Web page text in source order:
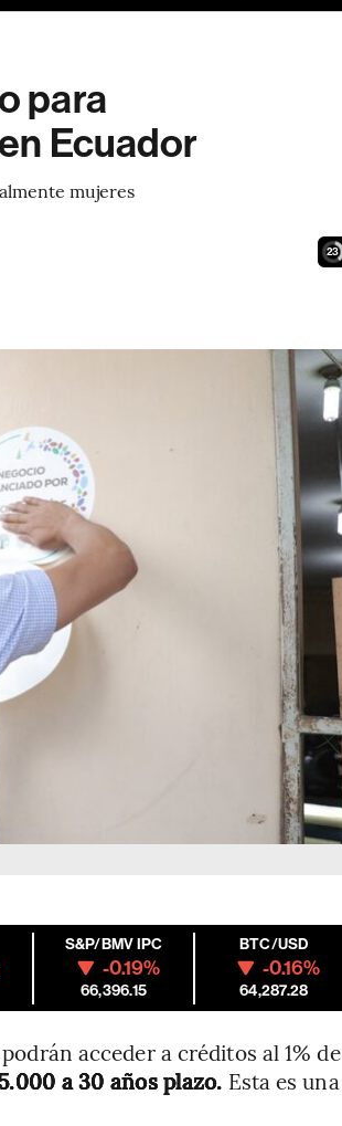
para
Ecuador
mujeres
22
S&P/BMV IPC
-0.19%
66,396.15
BTC/USD
-0.16%
64,287.28
acceder a créditos al 1% de
a 30 años plazo. Esta es una